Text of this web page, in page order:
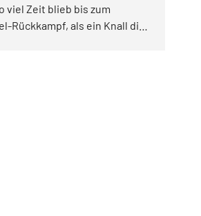
viel Zeit blieb bis zum
Rückkampf, als ein Knall die